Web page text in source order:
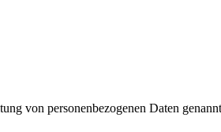
von personenbezogenen Daten